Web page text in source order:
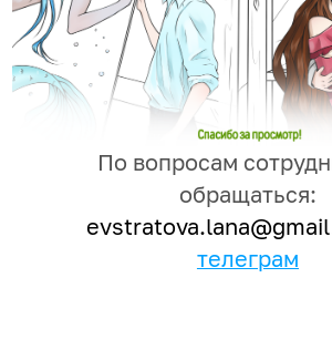
По вопросам
обращаться:
телеграм